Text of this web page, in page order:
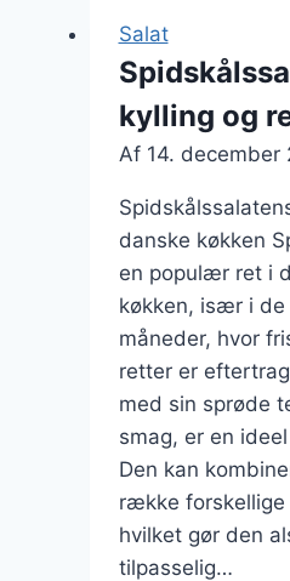
Salat
kylling og
Af 14. december
danske køkken
en populær ret i
køkken, især i de
måneder, hvor
retter er
med sin sprøde
smag, er en
Den kan
række forskellige
hvilket gør den
tilpasselig…